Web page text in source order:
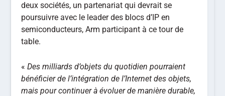
deux sociétés, un partenariat qui devrait se
poursuivre avec le leader des blocs d’IP en
semiconducteurs, Arm participant à ce tour de
table.
«Des milliards d’objets du quotidien pourraient
bénéficier de l’intégration de l’Internet des objets,
mais pour continuer à évoluer de manière durable,